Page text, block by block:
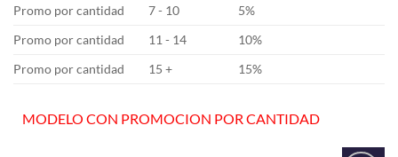
Promo por cantidad
7 - 10
5%
Promo por cantidad
11 - 14
10%
Promo por cantidad
15 + 15%
MODELO CON PROMOCION POR CANTIDAD